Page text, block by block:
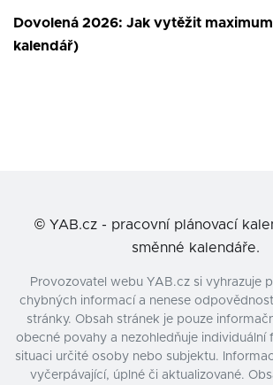
Dovolená 2026: Jak vytěžit
kalendář)
© YAB.cz - pracovní plánovací
směnné kalendáře.
Provozovatel webu YAB.cz si vyhrazuje
chybných informací a nenese
stránky. Obsah stránek je pouze
obecné povahy a nezohledňuje individuální
situaci určité osoby nebo subjektu.
vyčerpávající, úplné či aktualizované.